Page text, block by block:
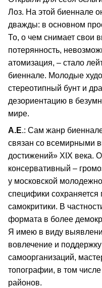
Лоз. На этой биеннале
дважды: в основном
То, о чем снимает свои
потерянность,
атомизация, – стало
биеннале. Молодые
стереотипный бунт и
дезориентацию в
мире.
А.Е.: Сам жанр
связан со всемирными
достижений» XIX века.
консервативный –
у московской
специфики сохраняется
самокритики. В
формата в более
Я имею в виду
вовлечение и
самоорганизаций,
топографии, в том
районов.